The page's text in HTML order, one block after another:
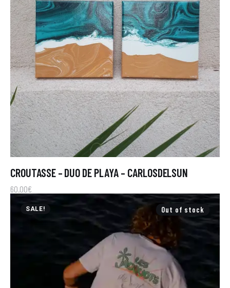
CROUTASSE – DUO DE PLAYA – CARLOSDELSUN
60 00€
Out of stock
SALE!